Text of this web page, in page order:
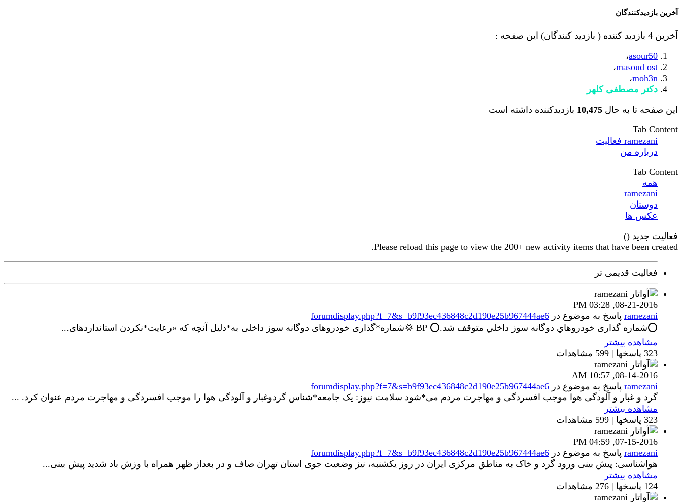
آخرین بازدیدکنندگان
آخرین 4 بازدید کننده ( بازدید کنندگان) این صفحه :
asour50،
masoud ost،
moh3n،
دکتر مصطفی کلهر
این صفحه تا به حال 10,475 بازدیدکننده داشته است
Tab Content
ramezani فعالیت
درباره من
Tab Content
همه
ramezani
دوستان
عکس ها
فعالیت جدید ()
Please reload this page to view the 200+ new activity items that have been created.
فعالیت قدیمی تر
08-21-2016,
03:28 PM
ramezani پاسخ به موضوع در forumdisplay.php?f=7&s=b9f93ec436848c2d190e25b967444ae6
⭕️شماره گذاری خودروهاي دوگانه سوز داخلي متوقف شد.⭕️ BP 💢شماره*گذاری خودروهای دوگانه سوز داخلی به*دلیل آنچه که «رعایت*نکردن استانداردهای...
مشاهده بیشتر
323 پاسخها | 599 مشاهدات
08-14-2016,
10:57 AM
ramezani پاسخ به موضوع در forumdisplay.php?f=7&s=b9f93ec436848c2d190e25b967444ae6
گرد و غبار و آلودگی هوا موجب افسردگی و مهاجرت مردم می*شود سلامت نیوز: یک جامعه*شناس گردوغبار و آلودگی هوا را موجب افسردگی و مهاجرت مردم عنوان کرد. ...
مشاهده بیشتر
323 پاسخها | 599 مشاهدات
07-15-2016,
04:59 PM
ramezani پاسخ به موضوع در forumdisplay.php?f=7&s=b9f93ec436848c2d190e25b967444ae6
هواشناسی: پیش بینی ورود گرد و خاک به مناطق مرکزی ایران در روز یکشنبه، نیز وضعیت جوی استان تهران صاف و در بعداز ظهر همراه با وزش باد شدید پیش بینی...
مشاهده بیشتر
124 پاسخها | 276 مشاهدات